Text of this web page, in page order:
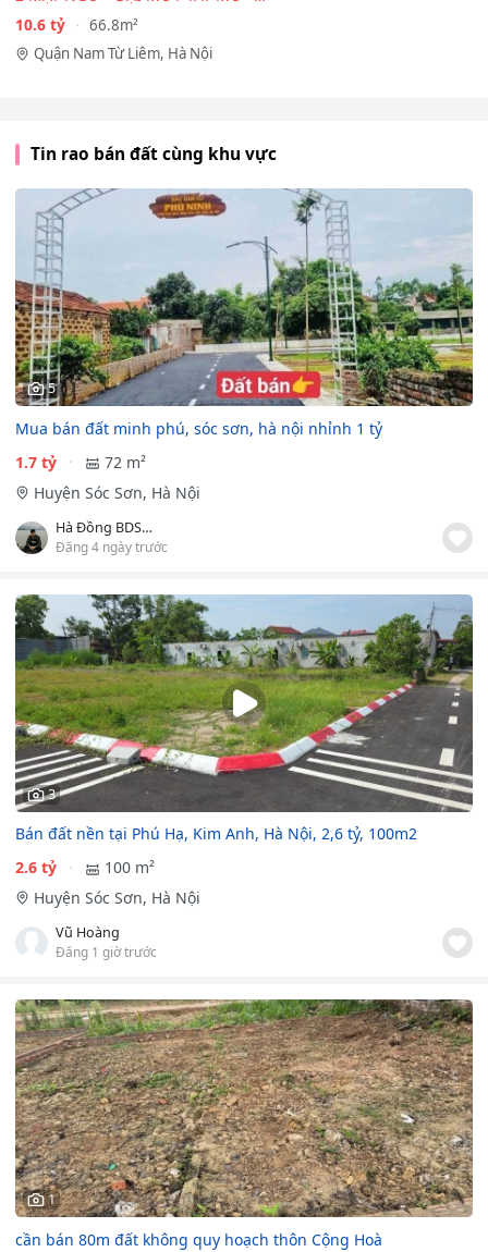
CẠNH…
10.6 tỷ
66.8m²
Quận Nam Từ Liêm, Hà Nội
Tin rao bán đất cùng khu vực
5
Mua bán đất minh phú, sóc sơn, hà nội nhỉnh 1 tỷ
1.7 tỷ
72 m²
Huyện Sóc Sơn, Hà Nội
Hà Đồng BDS Sóc Sơn
Đăng 4 ngày trước
3
Bán đất nền tại Phú Hạ, Kim Anh, Hà Nội, 2,6 tỷ, 100m2
2.6 tỷ
100 m²
Huyện Sóc Sơn, Hà Nội
Vũ Hoàng
Đăng 1 giờ trước
1
cần bán 80m đất không quy hoạch thôn Cộng Hoà